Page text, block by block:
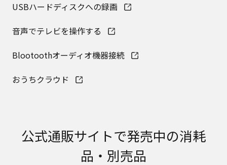
合わせください。また、商品に同梱される取扱説
予告なく、発売当初のものに代えて、改訂版を本
し、本ウェブサイトに公開されている取扱説明書
は、商品本体に同梱する取扱説明書の変更の度に
商品には、取扱説明書を補足する操作ガイドなど
安全上のご注意
商品ご使用時の安全上のご注意については、取扱
説明書に記載または別途同梱の別紙にてお客様に
USBハードディスクへの録画
音声でテレビを操作する
Blootoothオーディオ機器接続
おうちクラウド
公式通販サイトで発売中の消耗
品・別売品